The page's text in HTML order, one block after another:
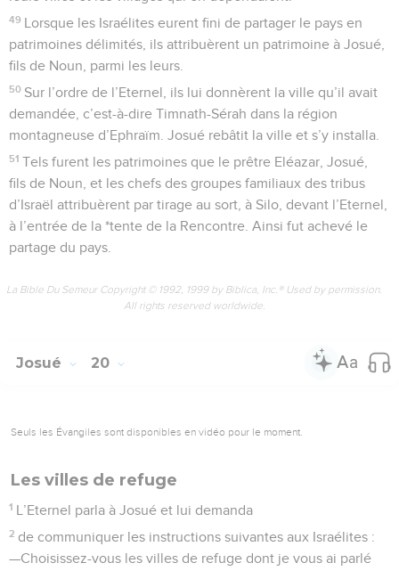
49 Lorsque les Israélites eurent fini de partager le pays en
patrimoines délimités, ils attribuèrent un patrimoine à Josué,
fils de Noun, parmi les leurs.
50 Sur l’ordre de l’Eternel, ils lui donnèrent la ville qu’il avait
demandée, c’est-à-dire Timnath-Sérah dans la région
montagneuse d’Ephraïm. Josué rebâtit la ville et s’y installa.
51 Tels furent les patrimoines que le prêtre Eléazar, Josué,
fils de Noun, et les chefs des groupes familiaux des tribus
d’Israël attribuèrent par tirage au sort, à Silo, devant l’Eternel,
à l’entrée de la *tente de la Rencontre. Ainsi fut achevé le
partage du pays.
La Bible Du Semeur Copyright © 1992, 1999 by Biblica, Inc.® Used by permission.
All rights reserved worldwide.
Josué 20
Seuls les Évangiles sont disponibles en vidéo pour le moment.
Les villes de refuge
1 L’Eternel parla à Josué et lui demanda
2 de communiquer les instructions suivantes aux Israélites :
—Choisissez-vous les villes de refuge dont je vous ai parlé